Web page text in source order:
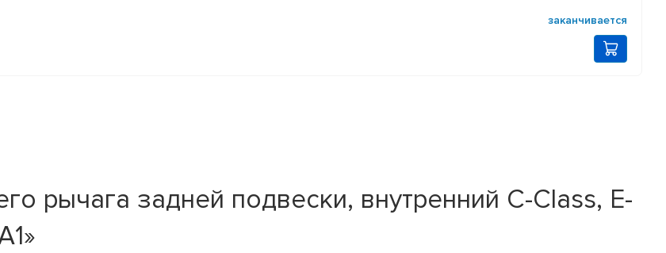
заканчивается
рычага задней подвески, внутренний C-Class, E-